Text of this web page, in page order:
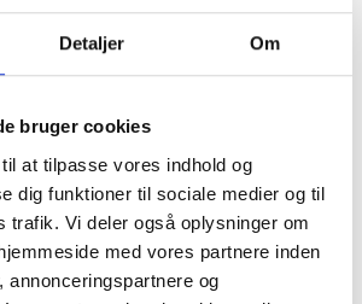
Detaljer Om
bruger cookies
at tilpasse vores indhold og
dig funktioner til sociale medier og til
trafik. Vi deler også oplysninger om
med vores partnere inden
annonceringspartnere og
Ialt